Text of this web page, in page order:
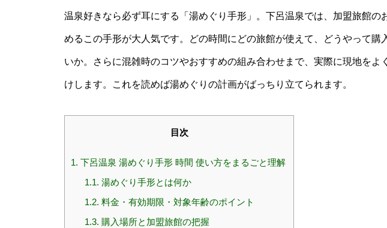
温泉好きなら必ず耳にする「湯めぐり手形」。下呂温泉では、加盟旅館の
めるこの手形が大人気です。どの時間にどの旅館が使えて、どうやって購
いか。さらに混雑時のコツやおすすめの組み合わせまで、実際に現地をよ
けします。これを読めば湯めぐりの計画がばっちり立てられます。
目次
1. 下呂温泉 湯めぐり手形 時間 使い方をまるごと理解
1.1. 湯めぐり手形とは何か
1.2. 料金・有効期限・対象年齢のポイント
1.3. 購入場所と加盟旅館の把握